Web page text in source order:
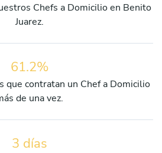
Chefs a Domicilio en Benito
Juarez.
61.2%
que contratan un Chef a Domicilio
de una vez.
3 días